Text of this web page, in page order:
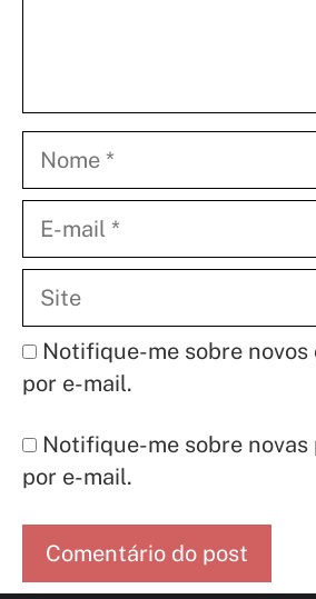
mail
Notifique-me sobre
por e-mail.
Notifique-me sobre
por e-mail.